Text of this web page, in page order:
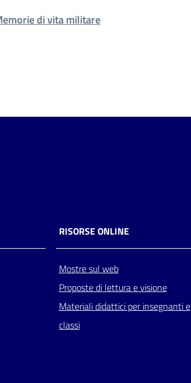
di vita militare
RISORSE ONLINE
Mostre sul web
Proposte di lettura e visione
Materiali didattici per insegnanti e
classi